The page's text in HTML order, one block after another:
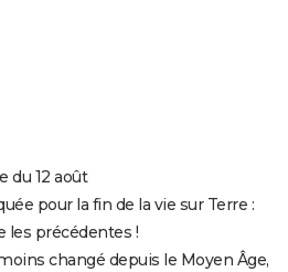
du 12 août
pour la fin de la vie sur Terre :
les précédentes !
changé depuis le Moyen Âge,